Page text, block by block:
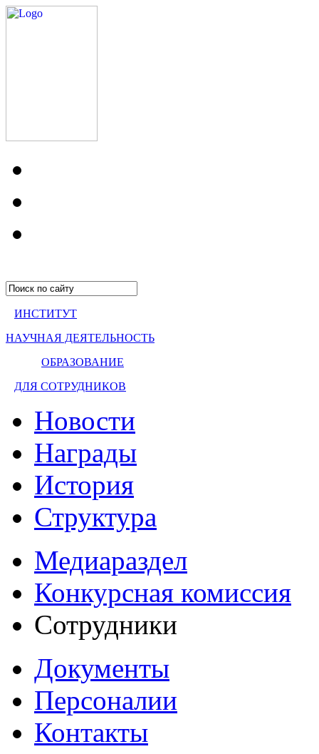
ИНСТИТУТ
НАУЧНАЯ ДЕЯТЕЛЬНОСТЬ
ОБРАЗОВАНИЕ
ДЛЯ СОТРУДНИКОВ
Новости
Награды
История
Структура
Медиараздел
Конкурсная комиссия
Сотрудники
Документы
Персоналии
Контакты